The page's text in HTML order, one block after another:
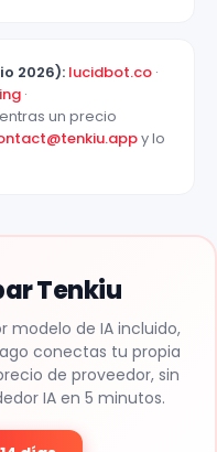
2026): lucidbot.co ·
·
un precio
y lo
Tenkiu
modelo de IA incluido,
conectas tu propia
de proveedor, sin
IA en 5 minutos.